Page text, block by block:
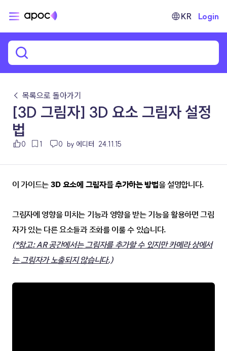
KR Login
← 목록으로 돌아가기
[3D 그림자] 3D 요소 그림자 설정
법
0 1 0 by 에디터 24.11.15
이 가이드는 3D 요소에 그림자를 추가하는 방법을 설명합니다.
그림자에 영향을 미치는 기능과 영향을 받는 기능을 활용하면 그림
자가 있는 다른 요소들과 조화를 이룰 수 있습니다.
(*참고: AR 공간에서는 그림자를 추가할 수 있지만 카메라 상에서
는 그림자가 노출되지 않습니다.)